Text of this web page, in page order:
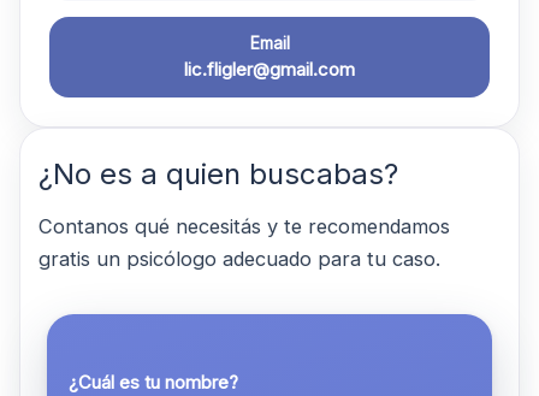
Email
lic.fligler@gmail.com
¿No es a quien buscabas?
Contanos qué necesitás y te recomendamos
gratis un psicólogo adecuado para tu caso.
¿Cuál es tu nombre?